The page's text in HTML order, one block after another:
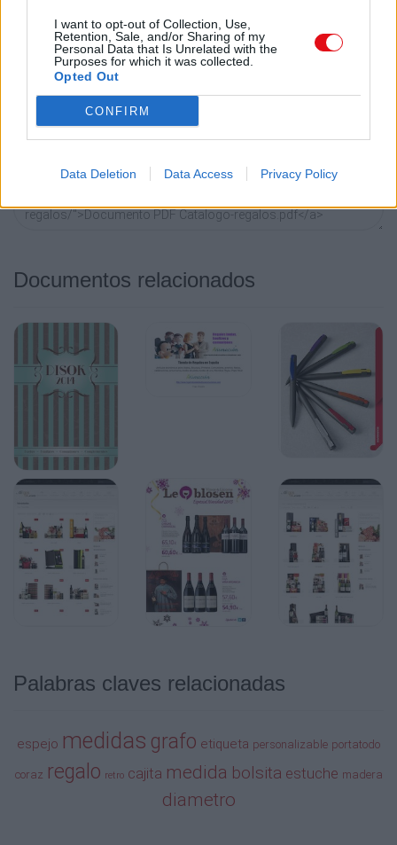
I want to opt-out of Collection, Use,
Retention, Sale, and/or Sharing of my
Personal Data that Is Unrelated with the
Purposes for which it was collected.
Opted Out
CONFIRM
Data Deletion Data Access Privacy Policy
&amp;
-/,
3
()56)&amp;
-4/
PS
&gt;*%";
BÁLSAMO LABIAL
Medidas: 4 cm diámetro
2155
BÁLSAMO LABIAL BÚHO
Medidas: 3,5 x 3,5 cm
"#$%&amp;
2156
BÁLSAMO LABIAL
“EMOTICONOS”
2150
BÁLSAMO LABIAL
Medidas: 5 x 2 cm
BÁLSAMO LABIAL MUFFINS
Medidas: 4 x 2,5 cm
electrónico, Messenger, Whatsapp, Line..
Código HTML
Copie el siguiente código para compartir su documento en
Documentos relacionados
Palabras claves relacionadas
espejo medidas grafo etiqueta personalizable portatodo
coraz regalo retro cajita medida bolsita estuche madera
diametro